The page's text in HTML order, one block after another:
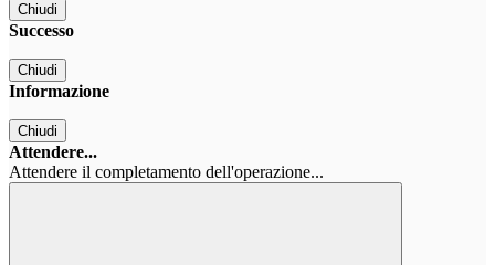
Chiudi
Successo
Chiudi
Informazione
Chiudi
Attendere...
Attendere il completamento dell'operazione...